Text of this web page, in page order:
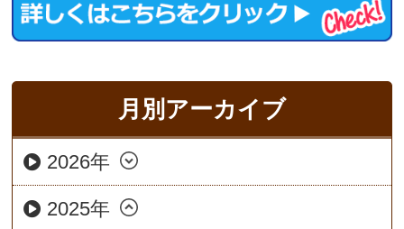
月別アーカイブ
2026年
2025年